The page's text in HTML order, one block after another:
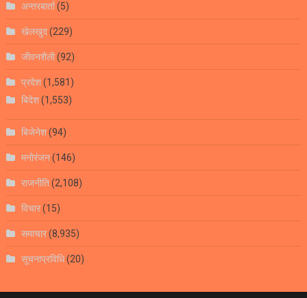
अन्तरबार्ता(5)
खेलखुद(229)
जीवनशैली(92)
प्रदेश(1,581)
बिदेश(1,553)
बिजेनेश(94)
मनोरंजन(146)
राजनीति(2,108)
विचार(15)
समाचार(8,935)
सूचनाप्रविधि(20)